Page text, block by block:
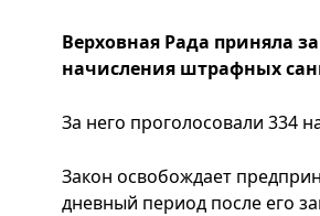
Верховная Рада приняла
начисления штрафных
За него проголосовали 334
Закон освобождает
дневный период после его